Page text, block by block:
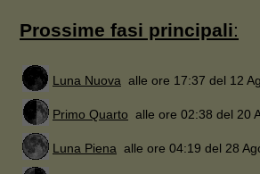
Prossime fasi principali:
Luna Nuova alle ore 17:37 del 12
Primo Quarto alle ore 02:38 del 20
Luna Piena alle ore 04:19 del 28